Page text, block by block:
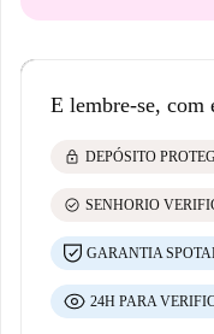
E lembre-se, com
lock DEPÓSITO
check_circle SENHORIO
GARANTIA
24H PARA